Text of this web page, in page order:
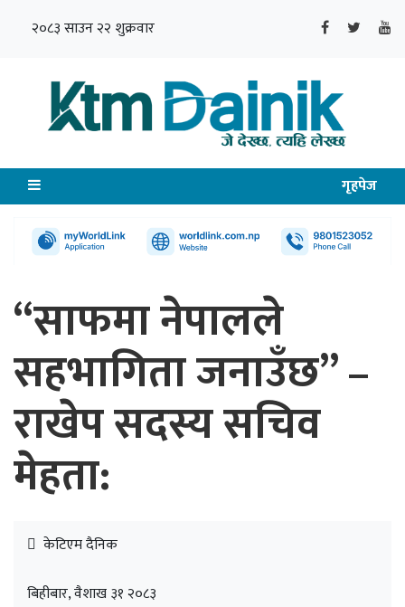
२०८३ साउन २२ शुक्रवार
गृहपेज
“साफमा नेपालले
सहभागिता जनाउँछ” –
राखेप सदस्य सचिव
मेहता:
केटिएम दैनिक
बिहीबार, वैशाख ३१ २०८३